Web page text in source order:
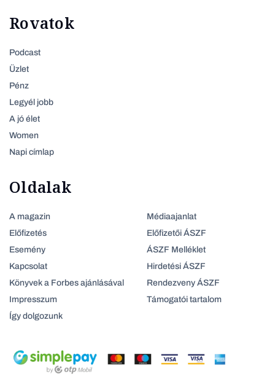
Rovatok
Podcast
Üzlet
Pénz
Legyél jobb
A jó élet
Women
Napi címlap
Oldalak
A magazin
Előfizetés
Esemény
Kapcsolat
Könyvek a Forbes ajánlásával
Impresszum
Így dolgozunk
Médiaajanlat
Előfizetői ÁSZF
ÁSZF Melléklet
Hirdetési ÁSZF
Rendezveny ÁSZF
Támogatói tartalom